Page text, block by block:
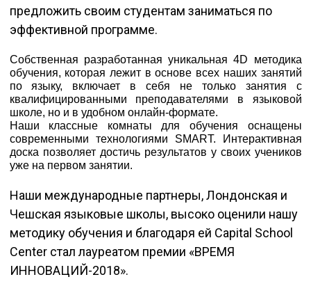
предложить своим студентам заниматься по
эффективной программе.
Собственная разработанная уникальная 4D методика
обучения, которая лежит в основе всех наших занятий
по языку, включает в себя не только занятия с
квалифицированными преподавателями в языковой
школе, но и в удобном онлайн-формате.
Наши классные комнаты для обучения оснащены
современными технологиями SMART. Интерактивная
доска позволяет достичь результатов у своих учеников
уже на первом занятии.
Наши международные партнеры, Лондонская и
Чешская языковые школы, высоко оценили нашу
методику обучения и благодаря ей Capital School
Center стал лауреатом премии «ВРЕМЯ
ИННОВАЦИЙ-2018».